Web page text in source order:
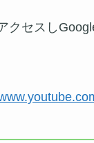
クセスし